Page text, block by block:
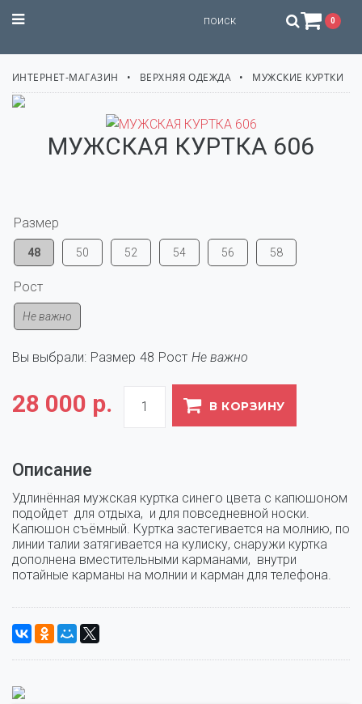
STILISSIMO 0
ИНТЕРНЕТ-МАГАЗИН ВЕРХНЯЯ ОДЕЖДА МУЖСКИЕ КУРТКИ
МУЖСКАЯ КУРТКА 606
Размер
48 50 52 54 56 58
Рост
Не важно
Вы выбрали: Размер 48 Рост Не важно
28 000 р. В КОРЗИНУ
Описание
Удлинённая мужская куртка синего цвета с капюшоном
подойдет  для отдыха,  и для повседневной носки.
Капюшон съёмный. Куртка застегивается на молнию, по
линии талии затягивается на кулиску, снаружи куртка
дополнена вместительными карманами,  внутри
потайные карманы на молнии и карман для телефона.